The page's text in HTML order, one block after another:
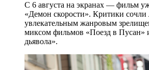
С 6 августа на экранах — фильм
«Демон скорости». Критики
увлекательным жанровым
миксом фильмов «Поезд в
дьявола».